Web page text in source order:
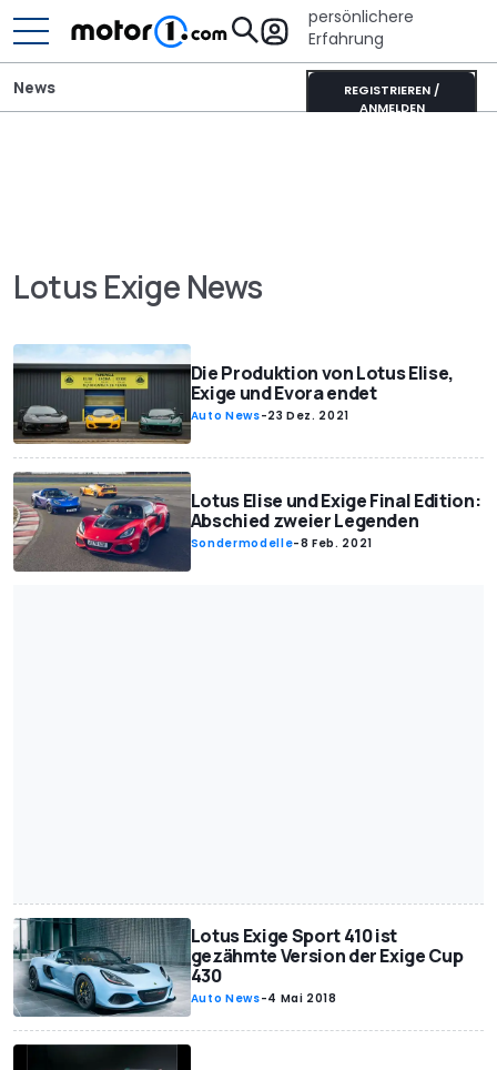
persönlichere
Erfahrung
REGISTRIEREN /
ANMELDEN
News
Lotus Exige News
Die Produktion von Lotus Elise,
Exige und Evora endet
Auto News-23 Dez. 2021
Lotus Elise und Exige Final Edition:
Abschied zweier Legenden
Sondermodelle-8 Feb. 2021
Lotus Exige Sport 410 ist
gezähmte Version der Exige Cup
430
Auto News-4 Mai 2018